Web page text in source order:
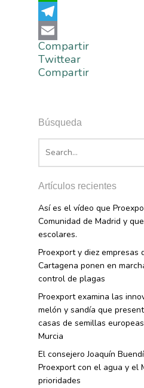
WhatsApp
Telegram
Email
Compartir
Twittear
Compartir
Búsqueda
Artículos recientes
Así es el vídeo que
Comunidad de Madrid y
escolares.
Proexport y diez empresas
Cartagena ponen en
control de plagas
Proexport examina las
melón y sandía que
casas de semillas
Murcia
El consejero Joaquín
Proexport con el agua y el
prioridades